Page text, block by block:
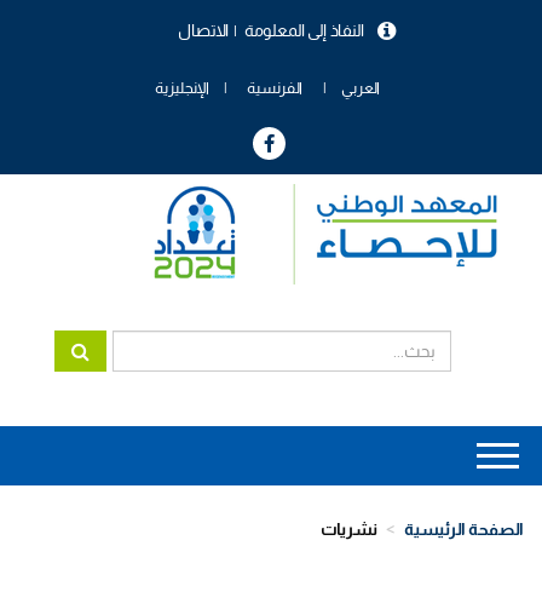
الاتصال النفاذ إلى المعلومة
العربي الفرنسية الإنجليزية
Main
navigation
الصفحة الرئيسية نشريات